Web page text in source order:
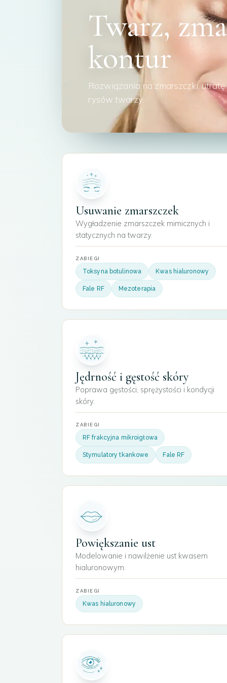
Twarz,
kontur
Rozwiązania na zmarszczki,
rysów twarzy.
Usuwanie zmarszczek
Wygładzenie zmarszczek mimicznych i
statycznych na twarzy.
ZABIEGI
Toksyna botulinowa Kwas hialuronowy
Fale RF Mezoterapia
Jędrność i gęstość skóry
Poprawa gęstości, sprężystości i kondycji
skóry.
ZABIEGI
RF frakcyjna mikroigłowa
Stymulatory tkankowe Fale RF
Powiększanie ust
Modelowanie i nawilżenie ust kwasem
hialuronowym.
ZABIEGI
Kwas hialuronowy